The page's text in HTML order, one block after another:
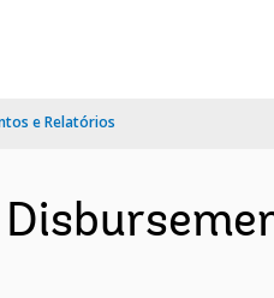
e Relatórios